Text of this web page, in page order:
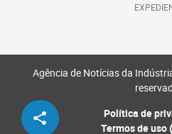
Agência de Notícias da
Política de
Termos de uso